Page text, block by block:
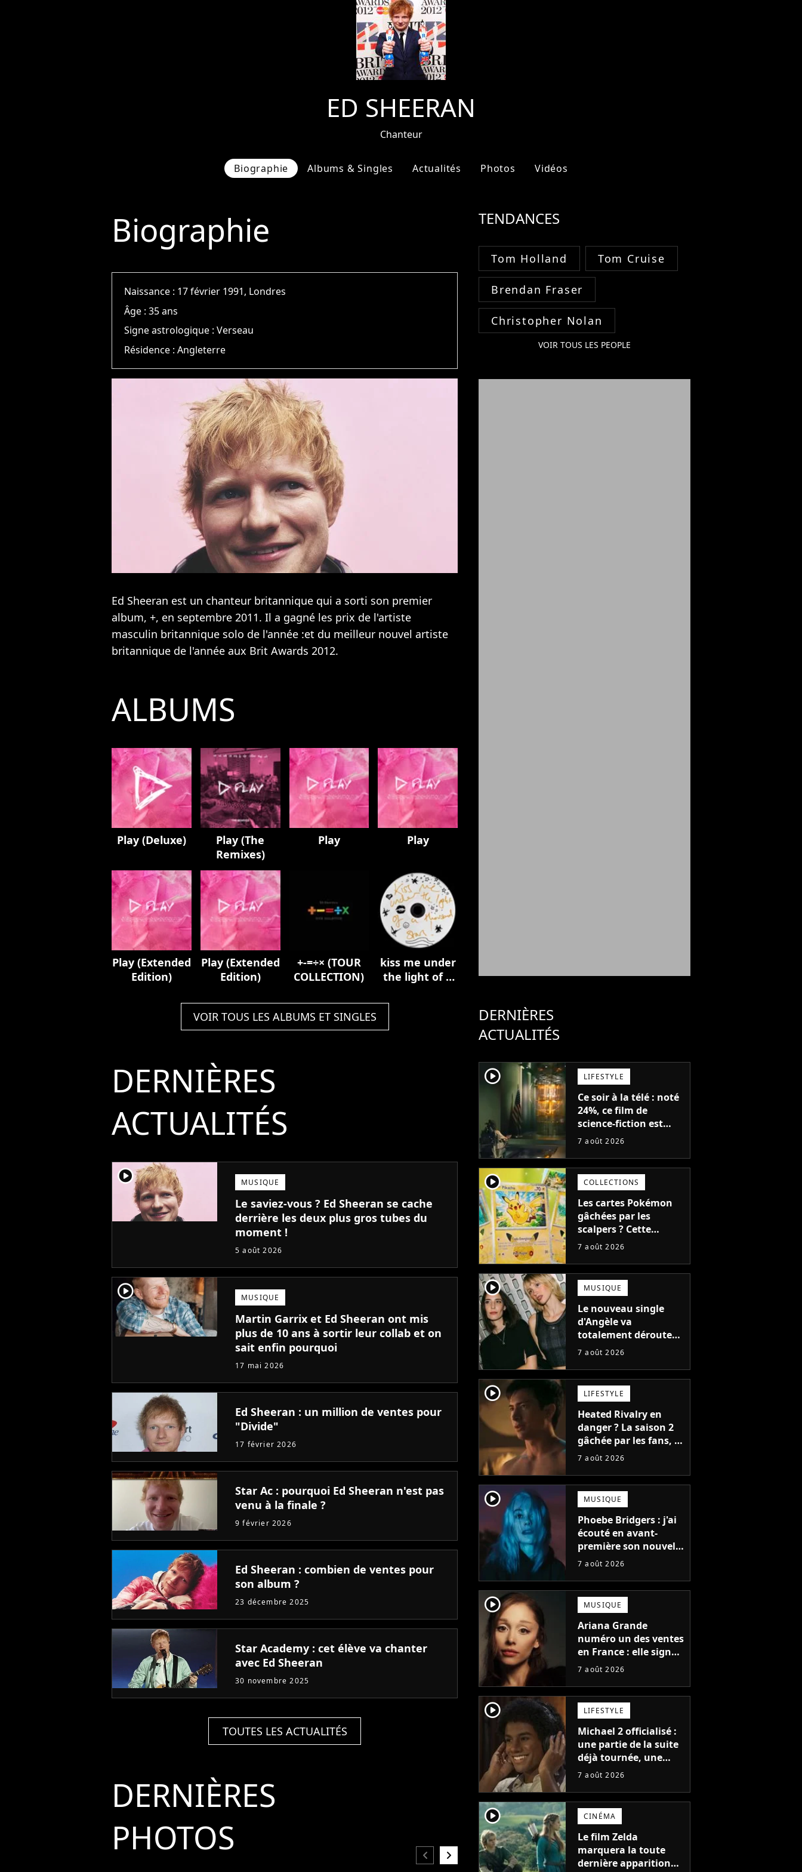
ED SHEERAN
Chanteur
Biographie Albums & Singles Actualités Photos Vidéos
Biographie
Naissance : 17 février 1991, Londres
Âge :35 ans
Signe astrologique :Verseau
Résidence :Angleterre
Ed Sheeran est un chanteur britannique qui a sorti son premier
album, +, en septembre 2011. Il a gagné les prix de l'artiste
masculin britannique solo de l'année :et du meilleur nouvel artiste
britannique de l'année aux Brit Awards 2012.
ALBUMS
Play (Deluxe)
Play (The
Remixes)
Play Play
Play (Extended
Edition)
Play (Extended
Edition)
+-=÷× (TOUR
COLLECTION)
kiss me under
the light of a
VOIR TOUS LES ALBUMS ET SINGLES
DERNIÈRES
ACTUALITÉS
player2 MUSIQUE
Le saviez-vous ? Ed Sheeran se cache
derrière les deux plus gros tubes du
moment !
5 août 2026
player2 MUSIQUE
Martin Garrix et Ed Sheeran ont mis
plus de 10 ans à sortir leur collab et on
sait enfin pourquoi
17 mai 2026
Ed Sheeran : un million de ventes pour
"Divide"
17 février 2026
Star Ac : pourquoi Ed Sheeran n'est pas
venu à la finale ?
9 février 2026
Ed Sheeran : combien de ventes pour
son album ?
23 décembre 2025
Star Academy : cet élève va chanter
avec Ed Sheeran
30 novembre 2025
TOUTES LES ACTUALITÉS
DERNIÈRES
PHOTOS
chevron_left chevron_right
TENDANCES
Tom Holland Tom Cruise
Brendan Fraser
Christopher Nolan
VOIR TOUS LES PEOPLE
DERNIÈRES
ACTUALITÉS
player2 LIFESTYLE
Ce soir à la télé : noté
24%, ce film de
science-fiction est
complètement raté,
encore pire à cause de
son acteur
7 août 2026
player2 COLLECTIONS
Les cartes Pokémon
gâchées par les
scalpers ? Cette
technique géniale
ruiner les revendeurs
7 août 2026
player2 MUSIQUE
Le nouveau single
d'Angèle va
totalement dérouter
le public, et c'est une
7 août 2026
player2 LIFESTYLE
Heated Rivalry en
danger ? La saison 2
gâchée par les fans, le
créateur pousse un
7 août 2026
player2 MUSIQUE
Phoebe Bridgers : j'ai
écouté en avant-
première son nouvel
album, c'est le bijou
7 août 2026
player2 MUSIQUE
Ariana Grande
numéro un des ventes
en France : elle signe
le meilleur démarrage
son album Petal
7 août 2026
player2 LIFESTYLE
Michael 2 officialisé :
une partie de la suite
déjà tournée, une
sortie possible en
7 août 2026
player2 CINÉMA
Le film Zelda
marquera la toute
dernière apparition